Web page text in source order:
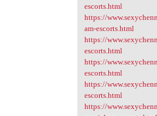
escorts.html
https://
am-escorts.html
https://
escorts.html
https://
escorts.html
https://
escorts.html
https://